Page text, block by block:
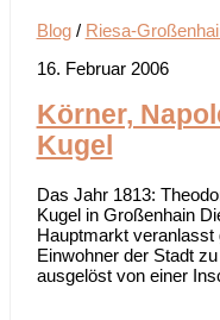
Blog/ Riesa-
16. Februar 2006
Körner,
Kugel
Das Jahr 1813:
Kugel in Großenhain
Hauptmarkt veranlasst
Einwohner der Stadt
ausgelöst von einer